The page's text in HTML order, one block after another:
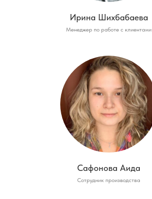
Ирина Шихбабаева
Менеджер по работе с клиентами
Сафонова Аида
Сотрудник производства